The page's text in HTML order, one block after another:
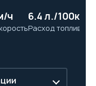
ч 6.4 л./100км
Расход топлива